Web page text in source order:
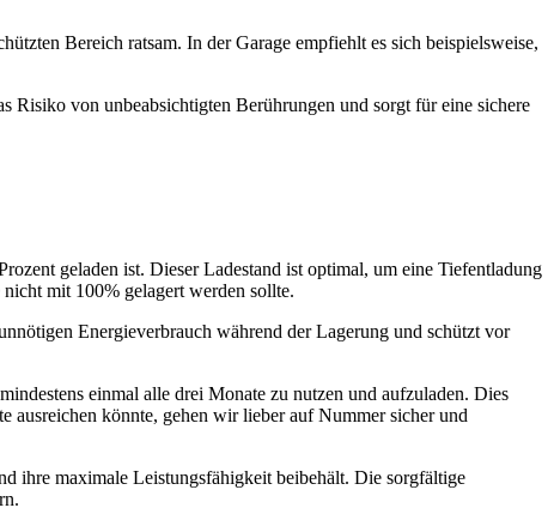
Bereich ratsam. In der Garage empfiehlt es sich beispielsweise,
Risiko von unbeabsichtigten Berührungen und sorgt für eine sichere
geladen ist. Dieser Ladestand ist optimal, um eine Tiefentladung
mit 100% gelagert werden sollte.
Energieverbrauch während der Lagerung und schützt vor
einmal alle drei Monate zu nutzen und aufzuladen. Dies
ausreichen könnte, gehen wir lieber auf Nummer sicher und
ihre maximale Leistungsfähigkeit beibehält. Die sorgfältige